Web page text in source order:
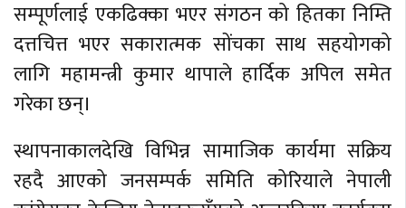
सम्पूर्णलाई एकढिक्का भएर संगठन को हितका निम्ति
दत्तचित्त भएर सकारात्मक सोंचका साथ सहयोगको
लागि महामन्त्री कुमार थापाले हार्दिक अपिल समेत
गरेका छन्।
स्थापनाकालदेखि विभिन्न सामाजिक कार्यमा सक्रिय
रहदै आएको जनसम्पर्क समिति कोरियाले नेपाली